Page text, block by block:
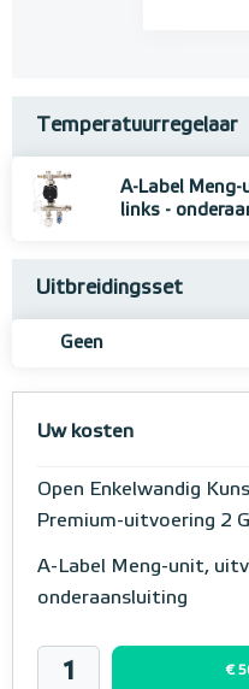
Temperatuurregelaar
A-Label
links -
Uitbreidingsset
Geen
Uw kosten
Open Enkelwandig
Premium-uitvoering 2
A-Label Meng-unit,
onderaansluiting
€